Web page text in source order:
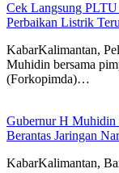
Cek Langsung
Perbaikan Listrik
KabarKalimantan,
Muhidin bersama
(Forkopimda)…
Gubernur H Muhidin
Berantas Jaringan
KabarKalimantan,